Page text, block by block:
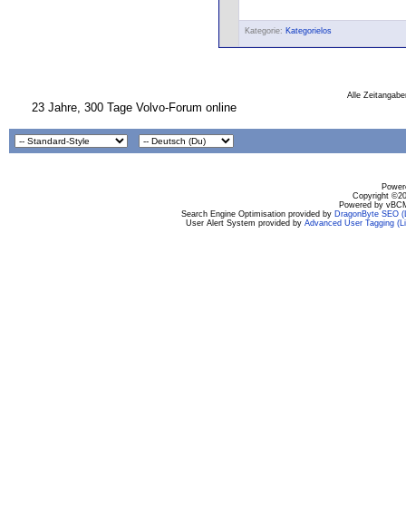
Kategorie: Kategorielos
Alle
23 Jahre, 300 Tage Volvo-Forum online
Copyright
Powered by
Search Engine Optimisation provided by DragonByte SEO
User Alert System provided by Advanced User Tagging